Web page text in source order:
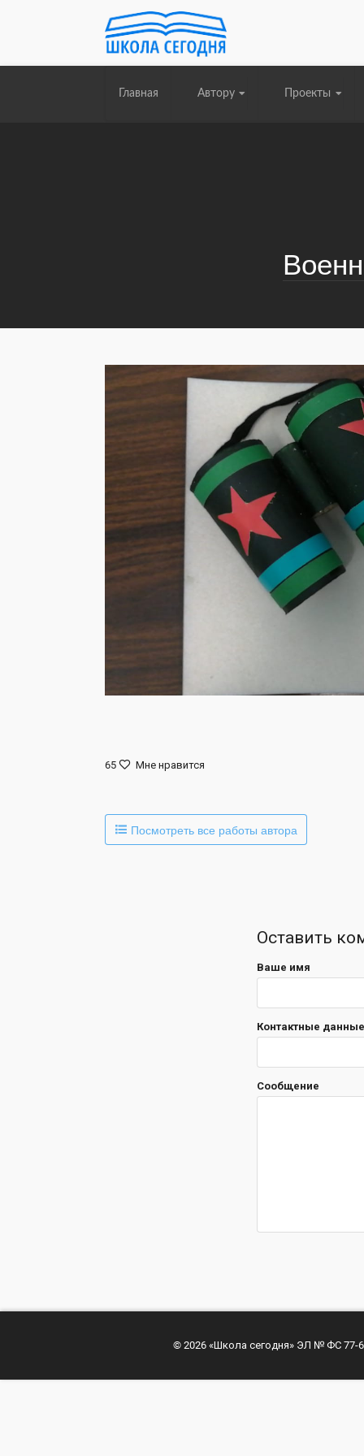
Главная Автору Проекты
65 Мне нравится
Посмотреть все работы автора
Оставить
Ваше имя
Контактные
Сообщение
© 2026 «Школа сегодня» ЭЛ № ФС 77-